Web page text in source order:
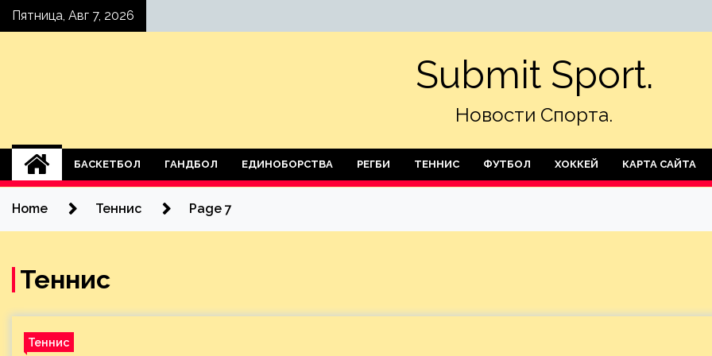
SkipПятница, Авг 7, 2026
Submit Sport.
Новости Спорта.
БАСКЕТБОЛ ГАНДБОЛ ЕДИНОБОРСТВА РЕГБИ ТЕННИС ФУТБОЛ ХОККЕЙ КАРТА САЙТА
Home Теннис Page 7
Теннис
Теннис